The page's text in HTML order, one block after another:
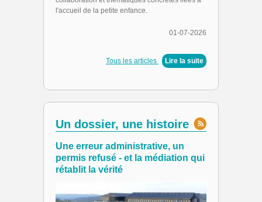
l'accueil de la petite enfance.
01-07-2026
Tous les articles Lire la suite
Un dossier, une histoire
Une erreur administrative, un
permis refusé - et la médiation qui
rétablit la vérité